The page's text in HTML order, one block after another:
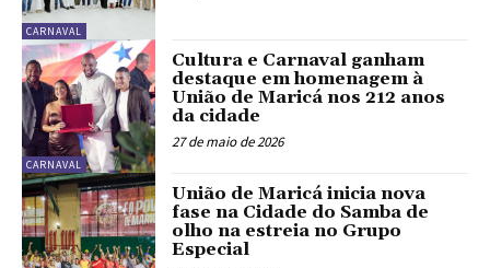
CARNAVAL
CARNAVAL
Cultura e Carnaval ganham
destaque em homenagem à
União de Maricá nos 212 anos
da cidade
27 de maio de 2026
União de Maricá inicia nova
fase na Cidade do Samba de
olho na estreia no Grupo
Especial